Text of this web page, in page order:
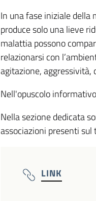
In una fase iniziale
produce solo una lieve
malattia possono
relazionarsi con
agitazione, aggressività,
Nell'opuscolo
Nella sezione dedicata
associazioni presenti sul
LINK